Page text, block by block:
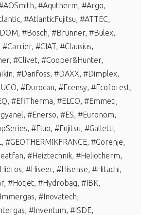
, #Aqutherm, #Argo,
, #AtlanticFujitsu, #ATTEC,
, #Bosch, #Brunner, #Bulex,
#Carrier, #CIAT, #Clausius,
, #Clivet, #Cooper&Hunter,
, #Danfoss, #DAXX, #Dimplex,
, #Durocan, #Ecensy, #Ecoforest,
, #EfiTherma, #ELCO, #Emmeti,
, #Enerso, #ES, #Euronom,
, #Fluo, #Fujitsu, #Galletti,
, #GEOTHERMIKFRANCE, #Gorenje,
, #Heiztechnik, #Heliotherm,
, #Hiseer, #Hisense, #Hitachi,
, #Hotjet, #Hydrobag, #IBK,
, #Inovatech,
, #Inventum, #ISDE,